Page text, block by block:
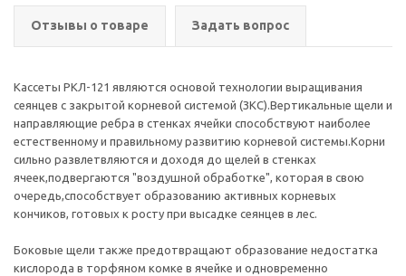
Отзывы о товаре Задать вопрос
Кассеты РКЛ-121 являются основой технологии выращивания
сеянцев с закрытой корневой системой (ЗКС).Вертикальные щели и
направляющие ребра в стенках ячейки способствуют наиболее
естественному и правильному развитию корневой системы.Корни
сильно развлетвляются и доходя до щелей в стенках
ячеек,подвергаются "воздушной обработке", которая в свою
очередь,способствует образованию активных корневых
кончиков, готовых к росту при высадке сеянцев в лес.
Боковые щели также предотвращают образование недостатка
кислорода в торфяном комке в ячейке и одновременно